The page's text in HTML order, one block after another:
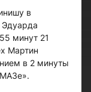
в
Эдуарда
минут 21
Мартин
в 2 минуты